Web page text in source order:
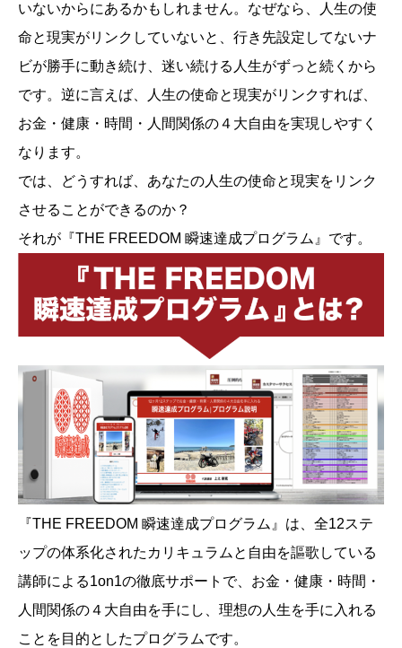
いないからにあるかもしれません。なぜなら、人生の使
命と現実がリンクしていないと、行き先設定してないナ
ビが勝手に動き続け、迷い続ける人生がずっと続くから
です。逆に言えば、人生の使命と現実がリンクすれば、
お金・健康・時間・人間関係の４大自由を実現しやすく
なります。
では、どうすれば、あなたの人生の使命と現実をリンク
させることができるのか？
それが『THE FREEDOM 瞬速達成プログラム』です。
『THE FREEDOM 瞬速達成プログラム』は、全12ステ
ップの体系化されたカリキュラムと自由を謳歌している
講師による1on1の徹底サポートで、お金・健康・時間・
人間関係の４大自由を手にし、理想の人生を手に入れる
ことを目的としたプログラムです。